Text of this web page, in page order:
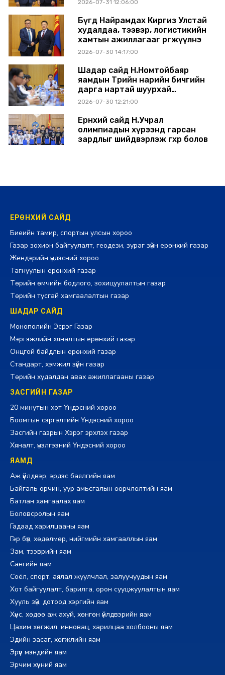
2026-07-31 12:06:00
Бүгд Найрамдах Киргиз Улстай
худалдаа, тээвэр, логистикийн
хамтын ажиллагааг өргөжүүлнэ
2026-07-30 14:17:00
Шадар сайд Н.Номтойбаяр
яамдын Төрийн нарийн бичгийн
дарга нартай шуурхай
хуралдлаа
2026-07-30 12:21:00
Ерөнхий сайд Н.Учрал
олимпиадын хүрээнд гарсан
зардлыг шийдвэрлэж өгөхөөр болов
ЕРӨНХИЙ САЙД
Биеийн тамир, спортын улсын хороо
Газар зохион байгуулалт, геодези, зураг зүйн ерөнхий газар
Жендэрийн үндэсний хороо
Тагнуулын ерөнхий газар
Төрийн өмчийн бодлого, зохицуулалтын газар
Төрийн тусгай хамгаалалтын газар
ШАДАР САЙД
Монополийн Эсрэг Газар
Мэргэжлийн хяналтын ерөнхий газар
Онцгой байдлын ерөнхий газар
Стандарт, хэмжил зүйн газар
Төрийн худалдан авах ажиллагааны газар
ЗАСГИЙН ГАЗАР
20 минутын хот Үндэсний хороо
Боомтын сэргэлтийн Үндэсний хороо
Засгийн газрын Хэрэг эрхлэх газар
Хяналт, үнэлгээний Үндэсний хороо
ЯАМД
Аж үйлдвэр, эрдэс баялгийн яам
Байгаль орчин, уур амьсгалын өөрчлөлтийн яам
Батлан хамгаалах яам
Боловсролын яам
Гадаад харилцааны яам
Гэр бүл, хөдөлмөр, нийгмийн хамгааллын яам
Зам, тээврийн яам
Сангийн яам
Соёл, спорт, аялал жуулчлал, залуучуудын яам
Хот байгуулалт, барилга, орон сууцжуулалтын яам
Хууль зүй, дотоод хэргийн яам
Хүнс, хөдөө аж ахуй, хөнгөн үйлдвэрийн яам
Цахим хөгжил, инновац, харилцаа холбооны яам
Эдийн засаг, хөгжлийн яам
Эрүүл мэндийн яам
Эрчим хүчний яам